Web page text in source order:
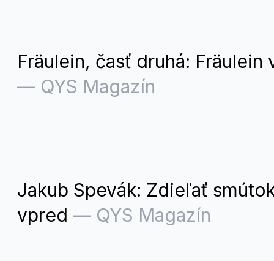
Fräulein, časť druhá: Fräulein
— QYS Magazín
Jakub Spevák: Zdieľať
vpred — QYS Magazín